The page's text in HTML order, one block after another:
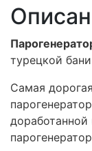
турецкой бани
Самая